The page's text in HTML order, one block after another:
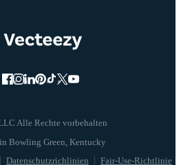
Alle Rechte vorbehalten
Datenschutzrichlinien Fair-Use-Richtlinie